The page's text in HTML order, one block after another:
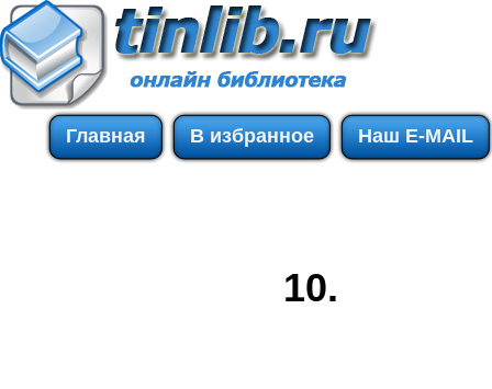
Главная В избранное Наш E-MAIL
10.